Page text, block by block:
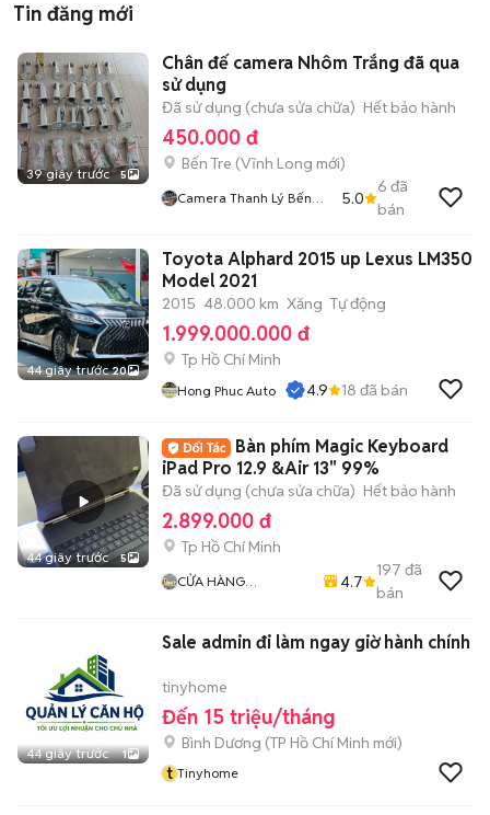
Tin đăng mới
39 giây trước 5
Chân đế camera Nhôm Trắng đã qua
sử dụng
Đã sử dụng (chưa sửa chữa) Hết bảo hành
450.000 đ
Bến Tre (Vĩnh Long mới)
Camera Thanh Lý Bến
5.0
6 đã
bán
44 giây trước 20
Toyota Alphard 2015 up Lexus LM350
Model 2021
2015 48.000 km Xăng Tự động
1.999.000.000 đ
Tp Hồ Chí Minh
Hong Phuc Auto 4.9 18 đã bán
44 giây trước 5
Bàn phím Magic Keyboard
iPad Pro 12.9 &Air 13" 99%
Đã sử dụng (chưa sửa chữa) Hết bảo hành
2.899.000 đ
Tp Hồ Chí Minh
CỬA HÀNG
TPHCM)
4.7
197 đã
bán
44 giây trước 1
Sale admin đi làm ngay giờ hành chính
tinyhome
Đến 15 triệu/tháng
Bình Dương (TP Hồ Chí Minh mới)
t Tinyhome